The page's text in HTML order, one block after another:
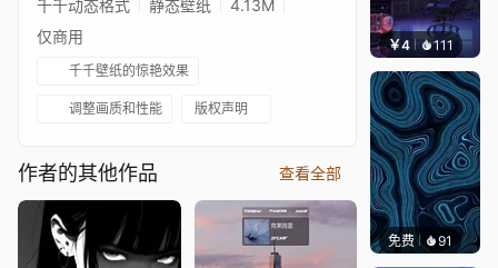
千千动态格式 静态壁纸
4.13M
仅商用
千千壁纸的惊艳效果
调整画质和性能 版权声明
作者的其他作品 查看全部
￥4 111 楚梦缘
免费 91